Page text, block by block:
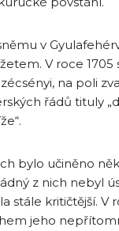
v
V roce 1705
na poli
řádů tituly
bylo učiněno
z nich nebyl
stále kritičtější. V
jeho